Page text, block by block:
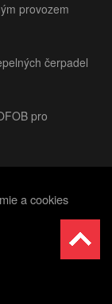
provozem
čerpadel
pro
a cookies